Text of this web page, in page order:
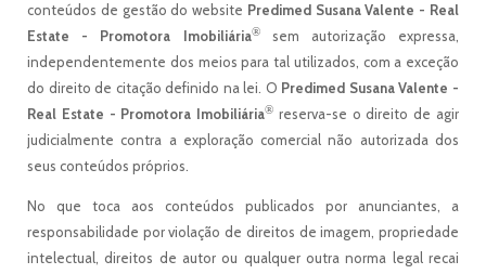
conteúdos de gestão do website Predimed Susana Valente - Real
Estate - Promotora Imobiliária®sem autorização expressa,
independentemente dos meios para tal utilizados, com a exceção
do direito de citação definido na lei. O Predimed Susana Valente -
Real Estate - Promotora Imobiliária® reserva-se o direito de agir
judicialmente contra a exploração comercial não autorizada dos
seus conteúdos próprios.
No que toca aos conteúdos publicados por anunciantes, a
responsabilidade por violação de direitos de imagem, propriedade
intelectual, direitos de autor ou qualquer outra norma legal recai